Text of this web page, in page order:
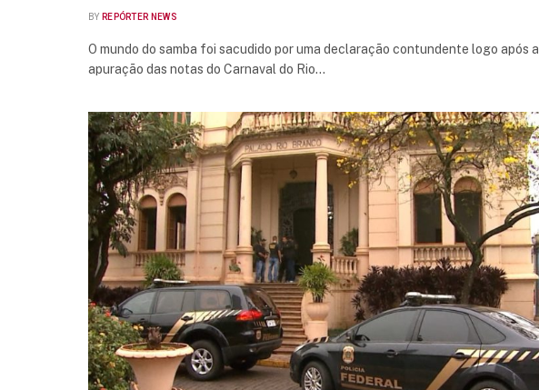
BY REPÓRTER NEWS
O mundo do samba foi sacudido por uma declaração contundente logo após a
apuração das notas do Carnaval do Rio…